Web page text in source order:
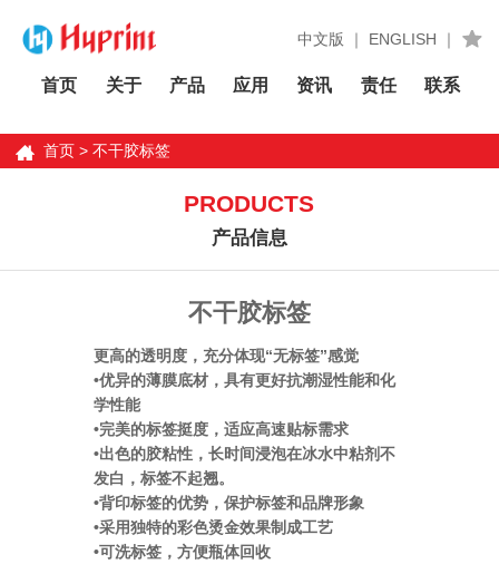
中文版 ｜ ENGLISH ｜
首页 关于 产品 应用 资讯 责任 联系
首页> 不干胶标签
PRODUCTS
产品信息
不干胶标签
更高的透明度，充分体现“无标签”感觉
•优异的薄膜底材，具有更好抗潮湿性能和化
学性能
•完美的标签挺度，适应高速贴标需求
•出色的胶粘性，长时间浸泡在冰水中粘剂不
发白，标签不起翘。
•背印标签的优势，保护标签和品牌形象
•采用独特的彩色烫金效果制成工艺
•可洗标签，方便瓶体回收